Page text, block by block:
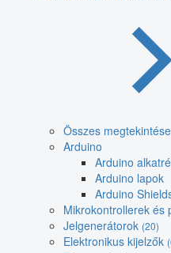
Összes
Arduino
Arduino
Arduino lapok
Arduino
Mikrokontrollerek és
Jelgenerátorok (20)
Elektronikus kijelzők